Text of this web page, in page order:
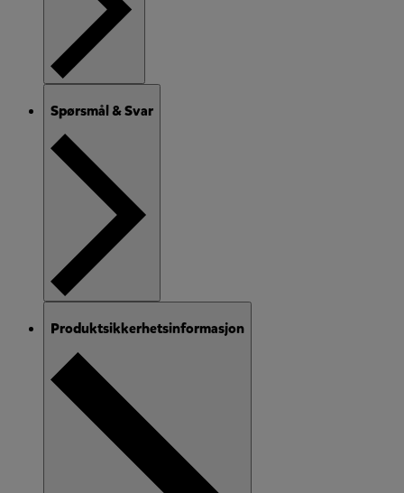
Spørsmål & Svar
Produktsikkerhetsinformasjon